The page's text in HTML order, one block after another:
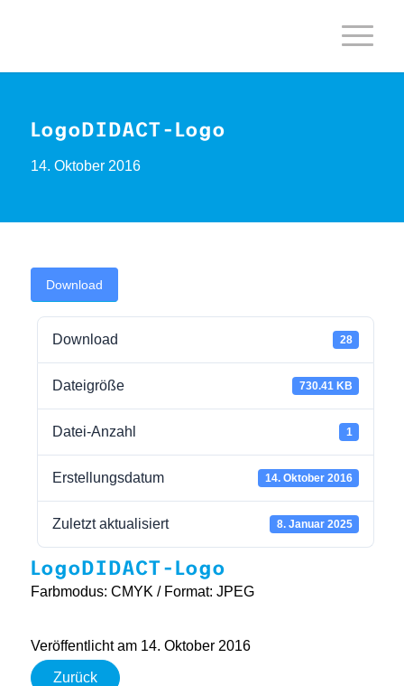
LogoDIDACT-Logo
14. Oktober 2016
Download
Download 28
Dateigröße 730.41 KB
Datei-Anzahl 1
Erstellungsdatum 14. Oktober 2016
Zuletzt aktualisiert 8. Januar 2025
LogoDIDACT-Logo
Farbmodus: CMYK / Format: JPEG
Veröffentlicht am 14. Oktober 2016
Zurück